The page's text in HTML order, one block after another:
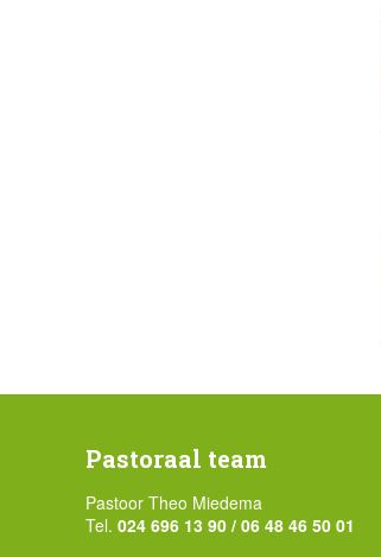
Pastoraal team
Pastoor Theo Miedema
Tel. 024 696 13 90 / 06 48 46 50 01